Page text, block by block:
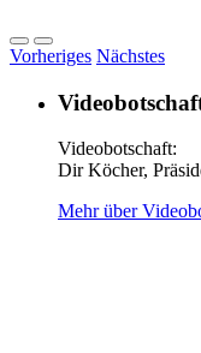
Vorheriges Nächstes
Videobotschaft:
Dir Köcher,
Mehr über